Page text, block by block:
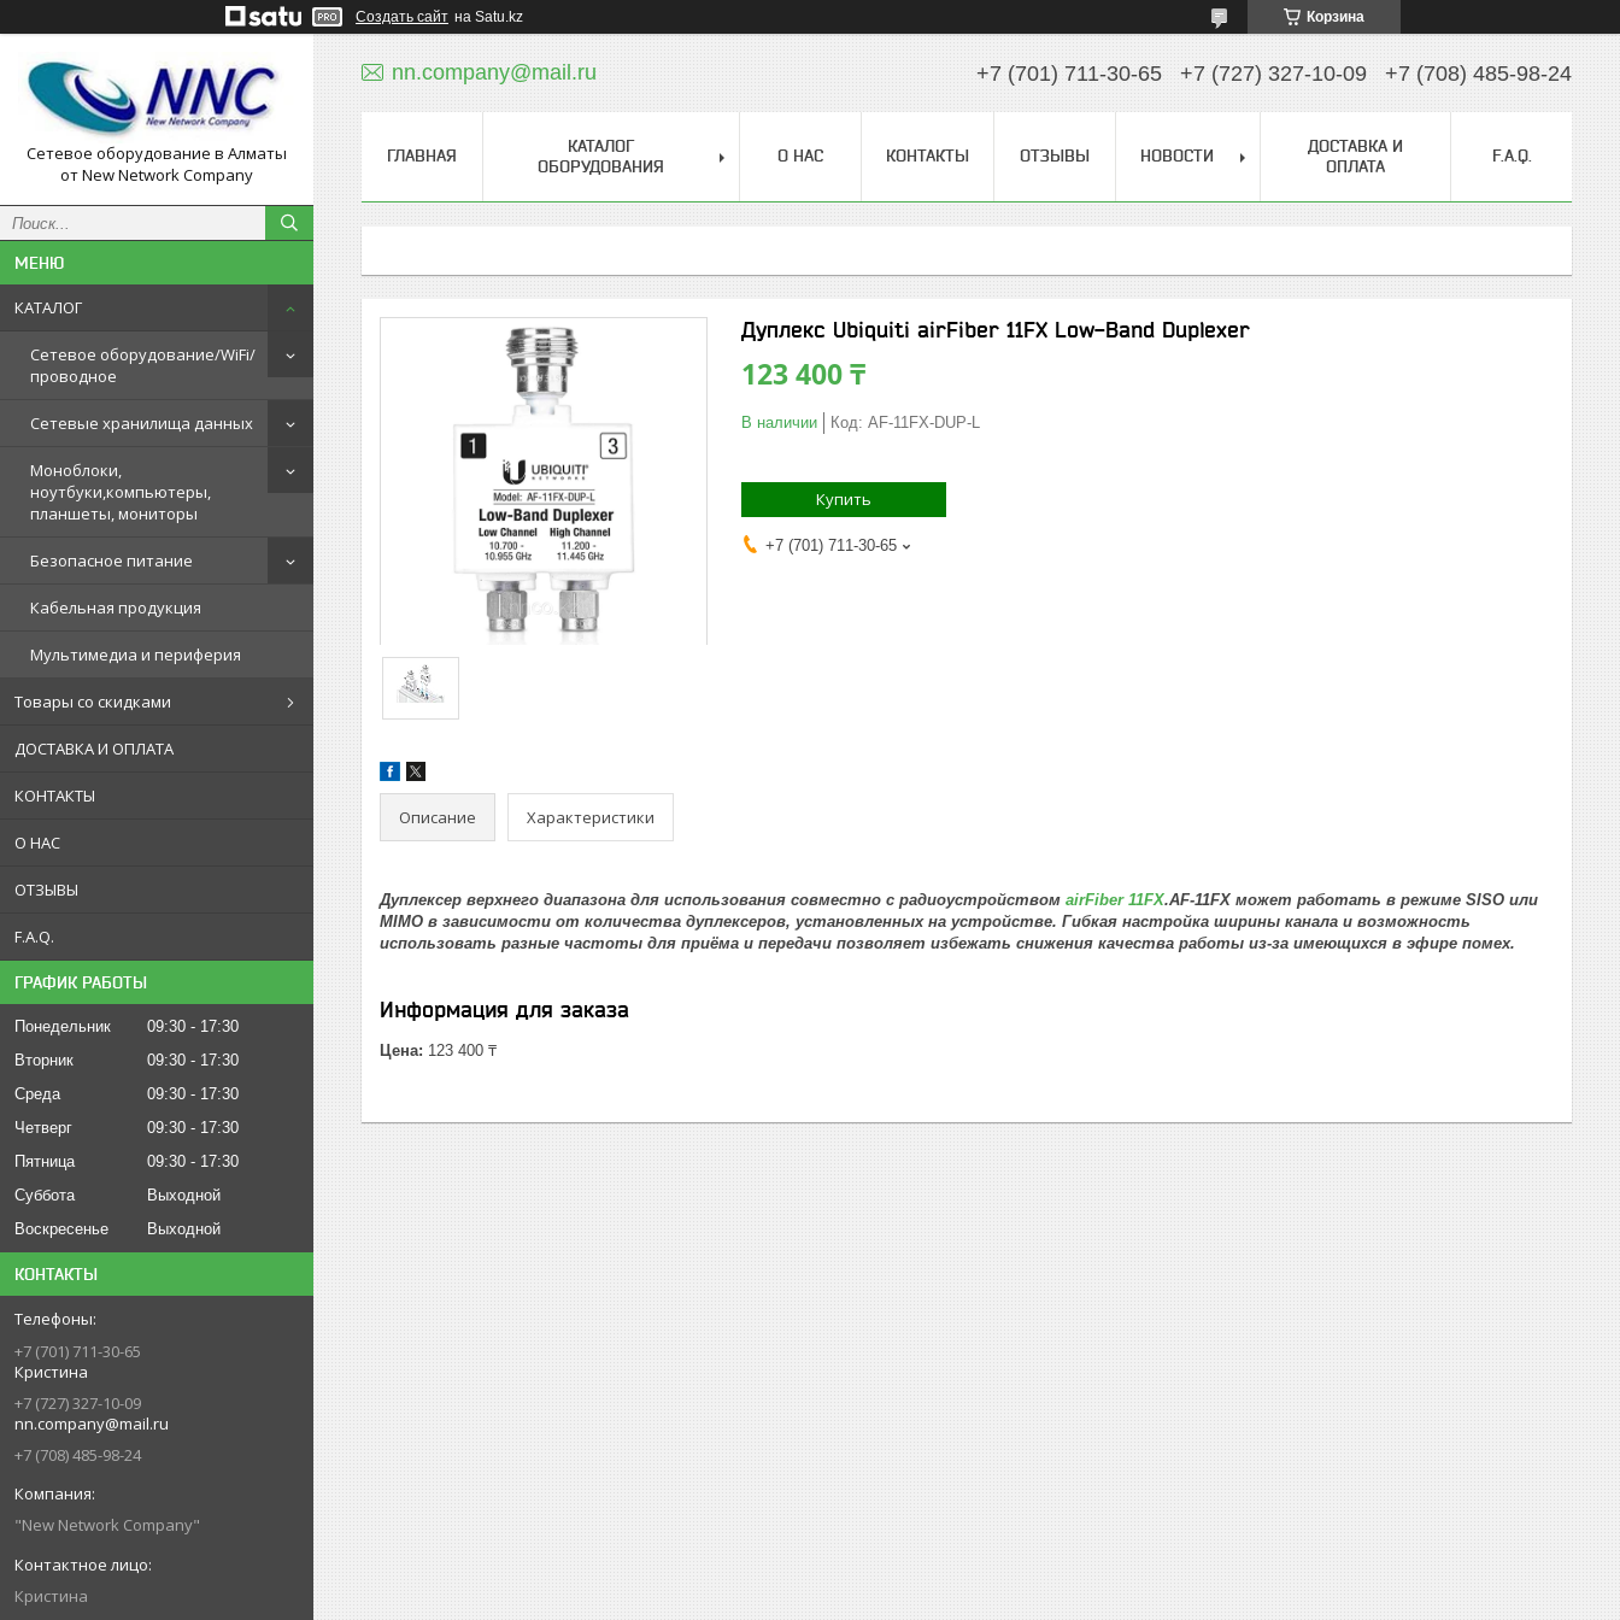
Создать сайт на Satu.kz Корзина
Сетевое оборудование в Алматы
от New Network Company
КАТАЛОГ
Сетевое оборудование/WiFi/
проводное
Сетевые хранилища данных
Моноблоки,
ноутбуки,компьютеры,
планшеты, мониторы
Безопасное питание
Кабельная продукция
Мультимедиа и периферия
Товары со скидками
ДОСТАВКА И ОПЛАТА
КОНТАКТЫ
О НАС
ОТЗЫВЫ
F.A.Q.
ГРАФИК РАБОТЫ
Понедельник 09:30
17:30
Вторник
09:30
17:30
Среда
09:30
17:30
Четверг
09:30
17:30
Пятница
09:30
17:30
Суббота
Выходной
Воскресенье
Выходной
КОНТАКТЫ
+7 (701) 711-30-65
Кристина
+7 (727) 327-10-09
nn.company@mail.ru
+7 (708) 485-98-24
"New Network Company"
Кристина
nn.company@mail.ru +7 (701) 711-30-65 +7 (727) 327-10-09 +7 (708) 485-98-24
ГЛАВНАЯ
КАТАЛОГ
ОБОРУДОВАНИЯ
О НАС КОНТАКТЫ ОТЗЫВЫ НОВОСТИ
ДОСТАВКА И
ОПЛАТА
F.A.Q.
Дуплекс Ubiquiti airFiber 11FX Low-Band Duplexer
123 400 ₸
В наличии Код: AF-11FX-DUP-L
Купить
+7 (701) 711-30-65
Описание Характеристики
Дуплексер верхнего диапазона для использования совместно с радиоустройством airFiber 11FX.AF-11FX может работать в режиме SISO или
MIMO в зависимости от количества дуплексеров, установленных на устройстве. Гибкая настройка ширины канала и возможность
использовать разные частоты для приёма и передачи позволяет избежать снижения качества работы из-за имеющихся в эфире помех.
Информация для заказа
Цена: 123 400 ₸